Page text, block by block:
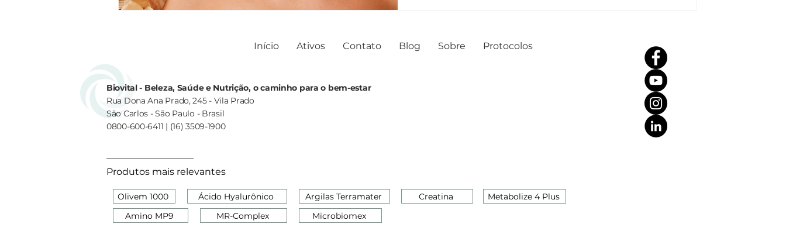
Biovital - Beleza, Saúde e Nutrição, o caminho para o bem-estar
Rua Dona Ana Prado, 245 - Vila Prado
São Carlos - São Paulo - Brasil
0800-600-6411 | (16) 3509-1900
Início Ativos Contato Blog Sobre Protocolos
Produtos mais relevantes
Olivem 1000
Ácido Hyalurônico
Amino MP9
MR-Complex
Argilas Terramater Creatina
Metabolize 4 Plus
Microbiomex